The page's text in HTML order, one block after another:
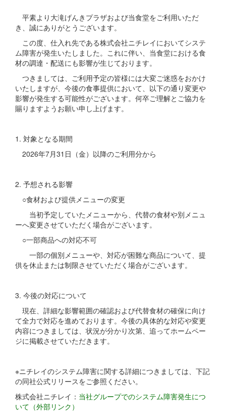
平素より大滝げんきプラザおよび当食堂をご利用いただ
き、誠にありがとうございます。
この度、仕入れ先である株式会社ニチレイにおいてシステ
ム障害が発生いたしました。これに伴い、当食堂における食
材の調達・配送にも影響が生じております。
つきましては、ご利用予定の皆様には大変ご迷惑をおかけ
いたしますが、今後の食事提供において、以下の通り変更や
影響が発生する可能性がございます。何卒ご理解とご協力を
賜りますようお願い申し上げます。
1. 対象となる期間
2026年7月31日（金）以降のご利用分から
2. 予想される影響
○食材および提供メニューの変更
当初予定していたメニューから、代替の食材や別メニュ
ーへ変更させていただく場合がございます。
○一部商品への対応不可
一部の個別メニューや、対応が困難な商品について、提
供を休止または制限させていただく場合がございます。
3. 今後の対応について
現在、詳細な影響範囲の確認および代替食材の確保に向け
て全力で対応を進めております。今後の具体的な対応や変更
内容につきましては、状況が分かり次第、追ってホームペー
ジに掲載させていただきます。
※ニチレイのシステム障害に関する詳細につきましては、下記
の同社公式リリースをご参照ください。
株式会社ニチレイ： 当社グループでのシステム障害発生につ
いて（外部リンク）